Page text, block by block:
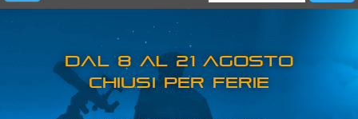
PRODOTTI
LEARN & FUN